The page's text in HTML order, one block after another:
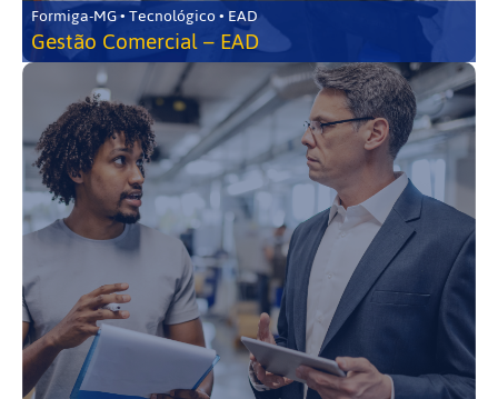
Formiga-MG • Tecnológico • EAD
Gestão Comercial – EAD